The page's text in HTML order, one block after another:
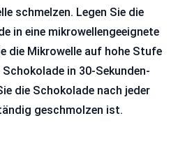
schmelzen. Legen Sie die
in eine mikrowellengeeignete
die Mikrowelle auf hohe Stufe
in 30-Sekunden-
die Schokolade nach jeder
geschmolzen ist.